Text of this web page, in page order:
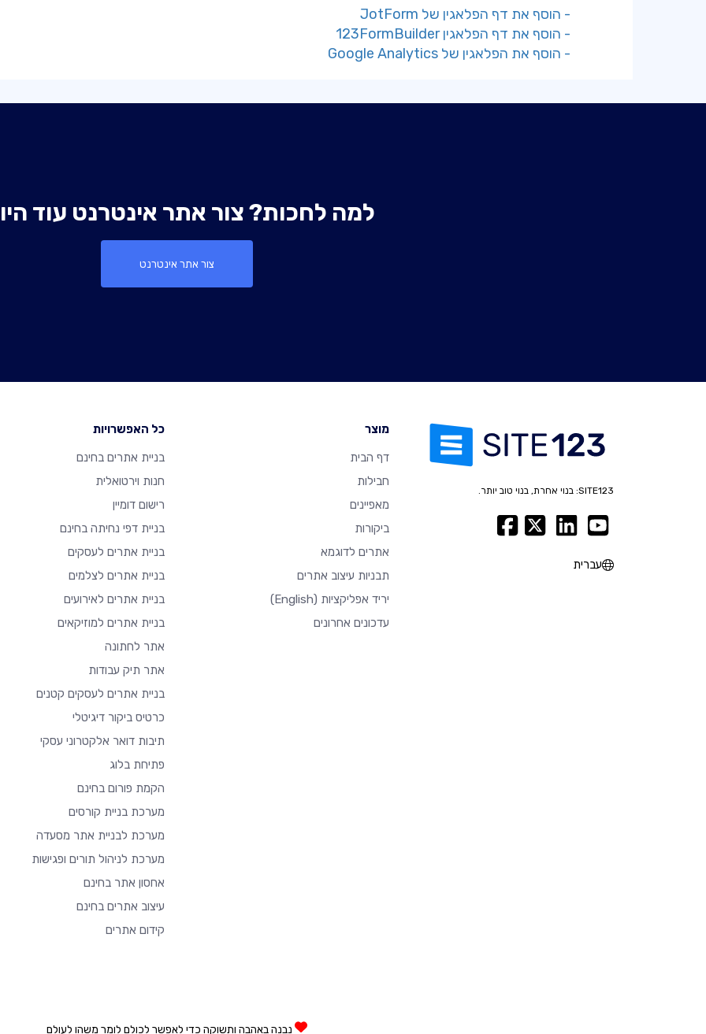
- הוסף את דף הפלאגין של JotForm
- הוסף את דף הפלאגין 123FormBuilder
- הוסף את הפלאגין של Google Analytics
למה לחכות? צור אתר אינטרנט עוד
צור אתר אינטרנט
SITE123: בנוי אחרת, בנוי טוב יותר.
עברית
מוצר
דף הבית
חבילות
מאפיינים
ביקורות
אתרים לדוגמא
תבניות עיצוב אתרים
יריד אפליקציות (English)
עדכונים אחרונים
כל האפשרויות
בניית אתרים בחינם
חנות וירטואלית
רישום דומיין
בניית דפי נחיתה בחינם
בניית אתרים לעסקים
בניית אתרים לצלמים
בניית אתרים לאירועים
בניית אתרים למוזיקאים
אתר לחתונה
אתר תיק עבודות
בניית אתרים לעסקים קטנים
כרטיס ביקור דיגיטלי
תיבות דואר אלקטרוני עסקי
פתיחת בלוג
הקמת פורום בחינם
מערכת בניית קורסים
מערכת לבניית אתר מסעדה
מערכת לניהול תורים ופגישות
אחסון אתר בחינם
עיצוב אתרים בחינם
קידום אתרים
נבנה באהבה ותשוקה כדי לאפשר לכולם לומר משהו לעולם